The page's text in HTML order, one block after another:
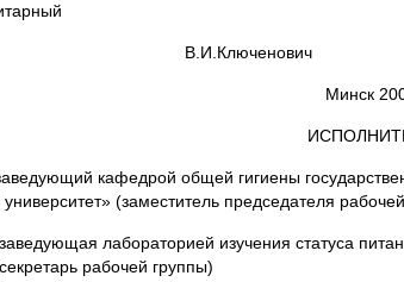
В.И.Ключенович
Минск
общей гигиены
(заместитель председателя
изучения статуса питания
рабочей группы)